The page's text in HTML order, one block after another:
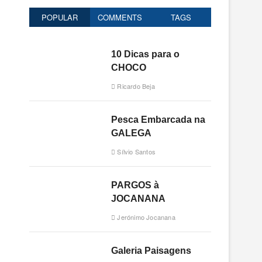
o
POPULAR COMMENTS TAGS
10 Dicas para o
CHOCO
Ricardo Beja
Pesca Embarcada na
GALEGA
Sílvio Santos
PARGOS à
JOCANANA
Jerónimo Jocanana
Galeria Paisagens